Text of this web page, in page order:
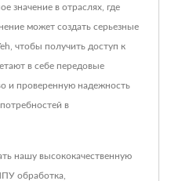
значение в отраслях, где
может создать серьезные
чтобы получить доступ к
в себе передовые
и проверенную надежность
в
нашу высококачественную
обработка